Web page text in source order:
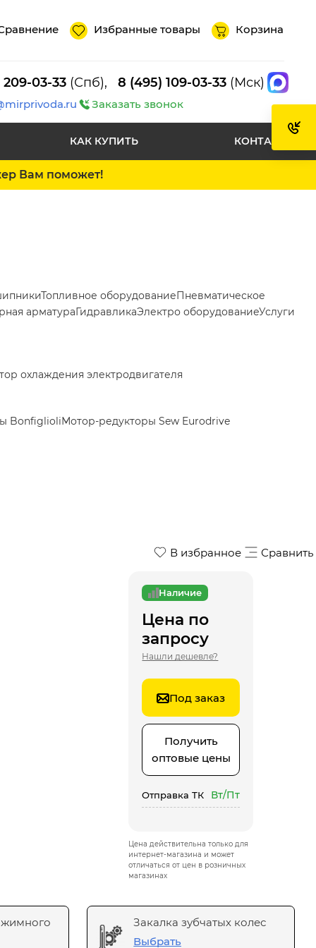
Избранные товары Корзина
209-03-33 (Спб), 8 (495) 109-03-33 (Мск)
Заказать звонок
КАК КУПИТЬ КОНТАКТЫ
Вам поможет!
Топливное оборудованиеПневматическое
арматураГидравликаЭлектро оборудованиеУслуги
охлаждения электродвигателя
BonfiglioliМотор-редукторы Sew Eurodrive
В избранное Сравнить
Наличие
Цена по
запросу
Нашли дешевле?
Под заказ
Получить
оптовые цены
Отправка ТК Вт/Пт
Цена действительна только для
интернет-магазина и может
отличаться от цен в розничных
магазинах
Закалка зубчатых колес
Выбрать